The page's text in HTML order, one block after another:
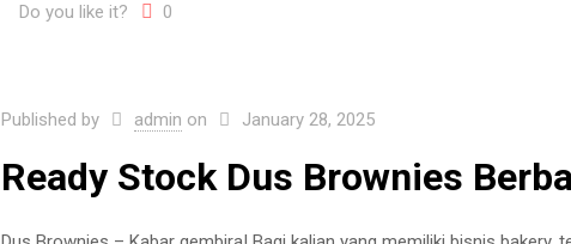
Do you like it? 0
Published by admin on January 28, 2025
Ready Stock Dus Brownies